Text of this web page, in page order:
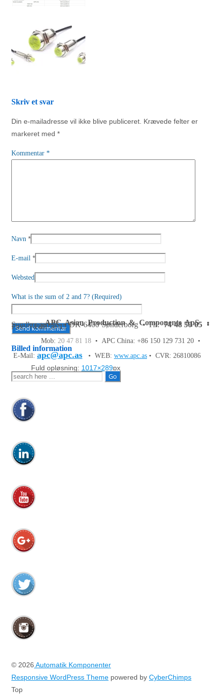
Skriv et svar
Din e-mailadresse vil ikke blive publiceret. Krævede felter er
markeret med *
Kommentar *
Navn *
E-mail *
Websted
What is the sum of 2 and 7? (Required)
Billed information
Fuld opløsning: 1017×289px
APC Asian Production & Components ApS•
Sundkrogen 35 • DK-6400 Sønderborg • Tlf:74 48 50 05•
Fax: 74 48 50 45
Mob: 20 47 81 18 • APC China: +86 150 129 731 20 •
E-Mail: apc@apc.as • WEB: www.apc.as • CVR: 26810086
Søg
© 2026 Automatik Komponenter
Responsive WordPress Theme powered by CyberChimps
Top